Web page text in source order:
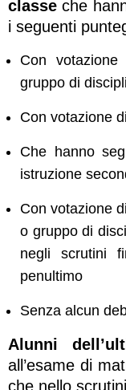
classe che
i seguenti
Con
gruppo di
Con votazione
Che hanno
istruzione
Con votazione
o gruppo di
negli scrutini
penultimo
Senza alcun
Alunni
all’esame di
che nello